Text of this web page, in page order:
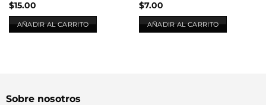
$15.00
AÑADIR AL CARRITO
$7.00
AÑADIR AL CARRITO
Sobre nosotros